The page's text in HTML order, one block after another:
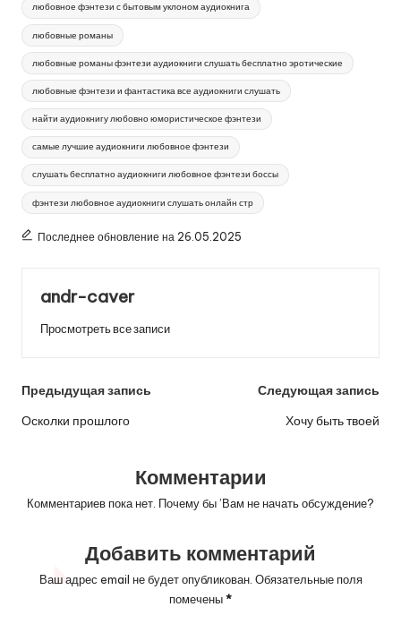
любовное фэнтези с бытовым уклоном аудиокнига
любовные романы
любовные романы фэнтези аудиокниги слушать бесплатно эротические
любовные фэнтези и фантастика все аудиокниги слушать
найти аудиокнигу любовно юмористическое фэнтези
самые лучшие аудиокниги любовное фэнтези
слушать бесплатно аудиокниги любовное фэнтези боссы
фэнтези любовное аудиокниги слушать онлайн стр
Последнее обновление на 26.05.2025
andr-caver
Просмотреть все записи
Навигация
по
Предыдущая запись
Осколки прошлого
Следующая запись
Хочу быть твоей
Комментарии
Комментариев пока нет. Почему бы ’Вам не начать обсуждение?
Добавить комментарий
Ваш адрес email не будет опубликован. Обязательные поля
помечены*